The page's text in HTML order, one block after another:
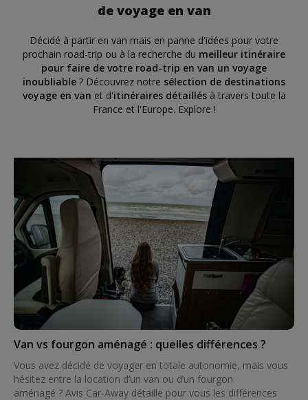
de voyage en van
Décidé à partir en van mais en panne d'idées pour votre
prochain road-trip ou à la recherche du meilleur itinéraire
pour faire de votre road-trip en van un voyage
inoubliable ? Découvrez notre sélection de destinations
voyage en van et d'itinéraires détaillésà travers toute la
France et l'Europe. Explore !
Van vs fourgon aménagé : quelles différences ?
Vous avez décidé de voyager en totale autonomie, mais vous
hésitez entre la location d’un van ou d’un fourgon
aménagé ? Avis Car-Away détaille pour vous les différences